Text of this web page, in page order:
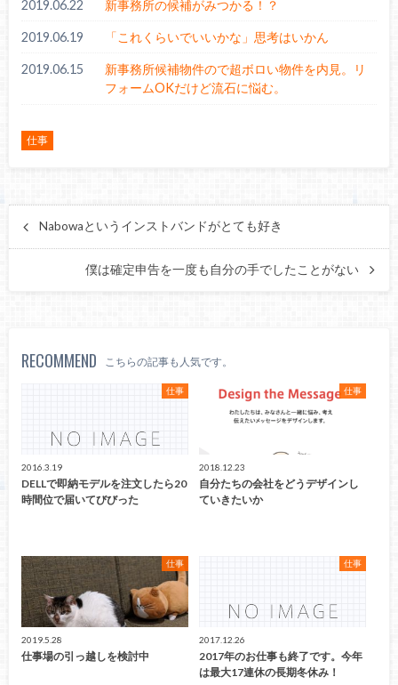
2019.06.22 新事務所の候補がみつかる！？
2019.06.19 「これくらいでいいかな」思考はいかん
2019.06.15
新事務所候補物件ので超ボロい物件を内見。リ
フォームOKだけど流石に悩む。
仕事
Nabowaというインストバンドがとても好き
僕は確定申告を一度も自分の手でしたことがない
RECOMMEND こちらの記事も人気です。
仕事
2016.3.19
DELLで即納モデルを注文したら20
時間位で届いてびびった
仕事
2018.12.23
自分たちの会社をどうデザインし
ていきたいか
仕事
2019.5.28
仕事場の引っ越しを検討中
仕事
2017.12.26
2017年のお仕事も終了です。今年
は最大17連休の長期冬休み！